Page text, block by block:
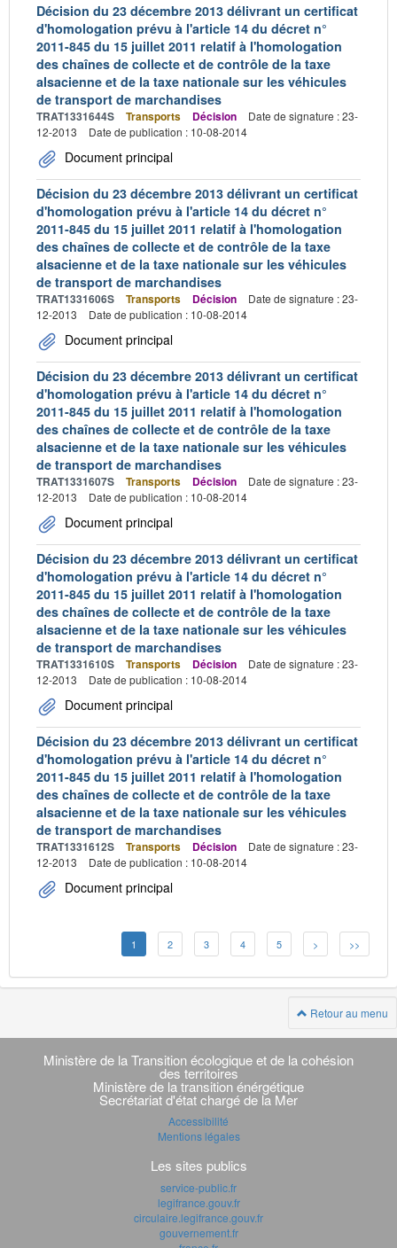
Décision du 23 décembre 2013 délivrant un certificat
d'homologation prévu à l'article 14 du décret n°
2011-845 du 15 juillet 2011 relatif à l'homologation
des chaînes de collecte et de contrôle de la taxe
alsacienne et de la taxe nationale sur les véhicules
de transport de marchandises
TRAT1331644S Transports Décision
Date de signature : 23-
12-2013
Date de publication : 10-08-2014
Document principal
Décision du 23 décembre 2013 délivrant un certificat
d'homologation prévu à l'article 14 du décret n°
2011-845 du 15 juillet 2011 relatif à l'homologation
des chaînes de collecte et de contrôle de la taxe
alsacienne et de la taxe nationale sur les véhicules
de transport de marchandises
TRAT1331606S Transports Décision
Date de signature : 23-
12-2013
Date de publication : 10-08-2014
Document principal
Décision du 23 décembre 2013 délivrant un certificat
d'homologation prévu à l'article 14 du décret n°
2011-845 du 15 juillet 2011 relatif à l'homologation
des chaînes de collecte et de contrôle de la taxe
alsacienne et de la taxe nationale sur les véhicules
de transport de marchandises
TRAT1331607S Transports Décision
Date de signature : 23-
12-2013
Date de publication : 10-08-2014
Document principal
Décision du 23 décembre 2013 délivrant un certificat
d'homologation prévu à l'article 14 du décret n°
2011-845 du 15 juillet 2011 relatif à l'homologation
des chaînes de collecte et de contrôle de la taxe
alsacienne et de la taxe nationale sur les véhicules
de transport de marchandises
TRAT1331610S Transports Décision
Date de signature : 23-
12-2013
Date de publication : 10-08-2014
Document principal
Décision du 23 décembre 2013 délivrant un certificat
d'homologation prévu à l'article 14 du décret n°
2011-845 du 15 juillet 2011 relatif à l'homologation
des chaînes de collecte et de contrôle de la taxe
alsacienne et de la taxe nationale sur les véhicules
de transport de marchandises
TRAT1331612S Transports Décision
Date de signature : 23-
12-2013
Date de publication : 10-08-2014
Document principal
1 2 3 4 5 > >>
Retour au menu
Navigation
transverse
Ministère de la Transition écologique et de la cohésion
des territoires
Ministère de la transition énérgétique
Secrétariat d'état chargé de la Mer
Accessibilité
Mentions légales
Les sites publics
service-public.fr
legifrance.gouv.fr
circulaire.legifrance.gouv.fr
gouvernement.fr